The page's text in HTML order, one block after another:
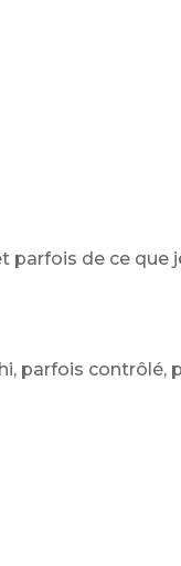
parfois de ce
parfois contrôlé,